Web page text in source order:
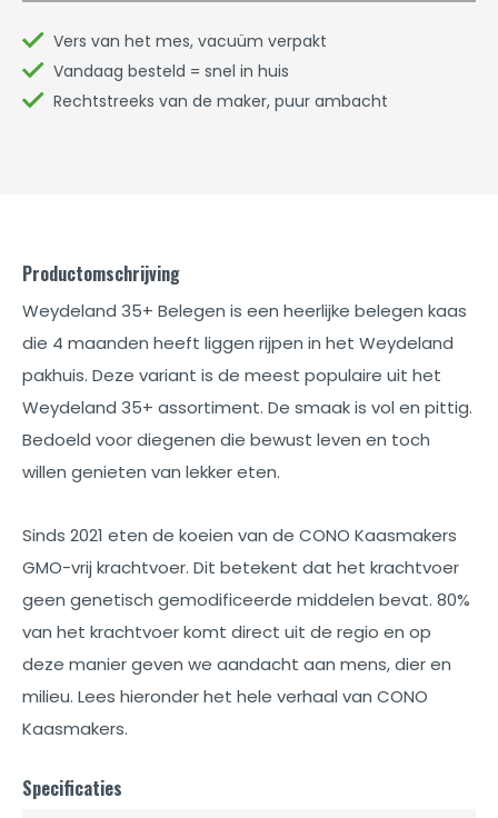
Vers van het mes, vacuüm verpakt
Vandaag besteld = snel in huis
Rechtstreeks van de maker, puur ambacht
Productomschrijving
Weydeland 35+ Belegen is een heerlijke belegen kaas
die 4 maanden heeft liggen rijpen in het Weydeland
pakhuis. Deze variant is de meest populaire uit het
Weydeland 35+ assortiment. De smaak is vol en pittig.
Bedoeld voor diegenen die bewust leven en toch
willen genieten van lekker eten.
Sinds 2021 eten de koeien van de CONO Kaasmakers
GMO-vrij krachtvoer. Dit betekent dat het krachtvoer
geen genetisch gemodificeerde middelen bevat. 80%
van het krachtvoer komt direct uit de regio en op
deze manier geven we aandacht aan mens, dier en
milieu. Lees hieronder het hele verhaal van CONO
Kaasmakers.
Specificaties